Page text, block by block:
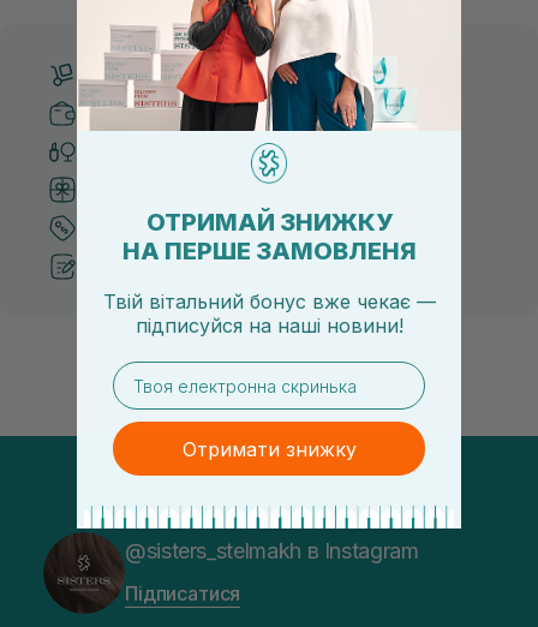
Безкоштовна доставка від 3000 UAH
Безпечні способи оплати
Тільки оригінальна косметика
Система бонусів та лояльності
Кращі ціни та топ товари
Рекомендації від косметологів
@sisters_stelmakh в Instagram
Підписатися
ОТРИМАЙ ЗНИЖКУ
НА ПЕРШЕ ЗАМОВЛЕНЯ
Твій вітальний бонус вже чекає —
підписуйся на наші новини!
email
Отримати знижку